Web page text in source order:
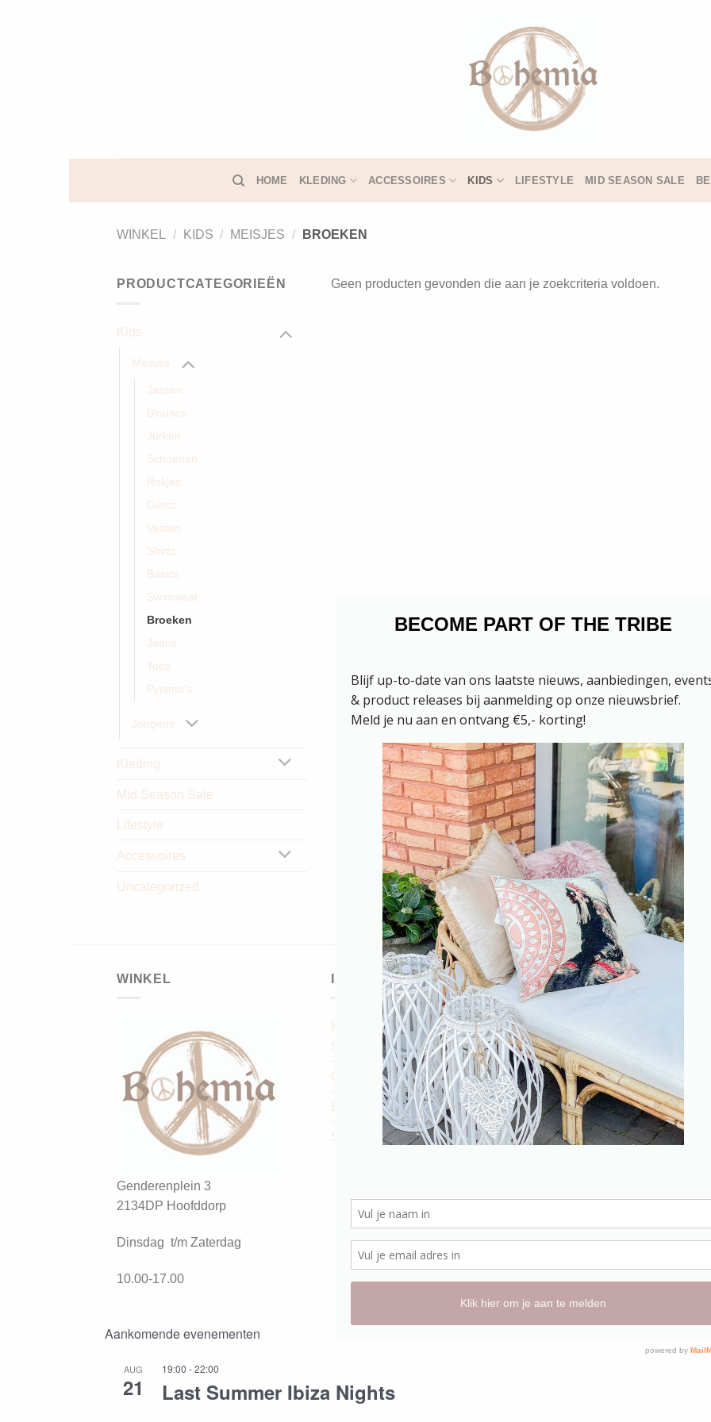
HOME KLEDING ACCESSOIRES KIDS LIFESTYLE MID SEASON SALE
WINKEL / KIDS / MEISJES / BROEKEN
PRODUCTCATEGORIEËN
Kids
Meisjes
Jassen
Blouses
Jurken
Schoenen
Rokjes
Gilets
Vesten
Shirts
Basics
Swimwear
Broeken
Jeans
Tops
Pyjama's
Jongens
Kleding
Mid Season Sale
Lifestyle
Accessoires
Uncategorized
Geen producten gevonden die aan je zoekcriteria voldoen.
WINKEL
Genderenplein 3
2134DP Hoofddorp
Dinsdag t/m Zaterdag
10.00-17.00
INFORMATIE
Klantenservice | Customer
Service
Contact & FAQ
Bohemia Hotspots
Shoppen op Afspraak
JOIN US! & BECOME
OF THE TRIBE!
Naam
Email Adres
Aankomende evenementen
AUG
21
19:00 -22:00
Last Summer Ibiza Nights